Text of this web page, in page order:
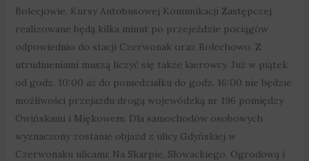
Bolecjowie. Kursy Autobusowej Komunikacji Zastępczej
realizowane będą kilka minut po przejeździe pociągów
odpowiednio do stacji Czerwonak oraz Bolechowo. Z
utrudnieniami muszą liczyć się także kierowcy. Już w piątek
od godz. 10:00 aż do poniedziałku do godz. 16:00 nie będzie
możliwości przejazdu drogą wojewódzką nr 196 pomiędzy
Owińskami i Miękowem. Dla samochodów osobowych
wyznaczony zostanie objazd z ulicy Gdyńskiej w
Czerwonaku ulicami: Na Skarpie, Słowackiego, Ogrodową i